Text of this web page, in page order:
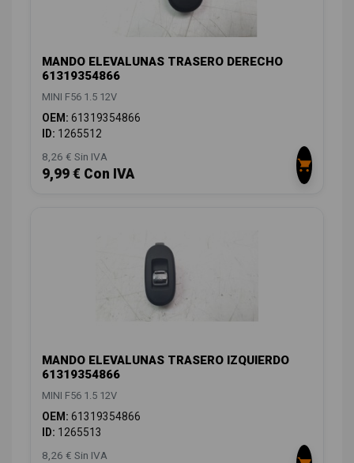
MANDO ELEVALUNAS TRASERO DERECHO
61319354866
MINI F56 1.5 12V
OEM: 61319354866
ID: 1265512
8,26 € Sin IVA
9,99 € Con IVA
MANDO ELEVALUNAS TRASERO IZQUIERDO
61319354866
MINI F56 1.5 12V
OEM: 61319354866
ID: 1265513
8,26 € Sin IVA